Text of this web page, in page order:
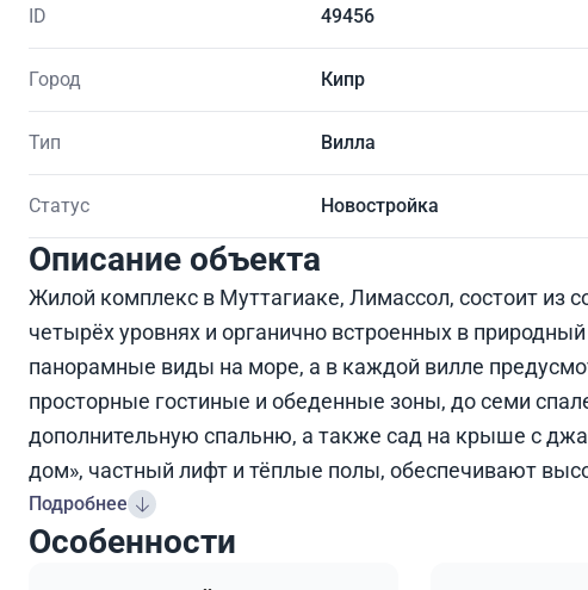
ID 49456
Город Кипр
Тип Вилла
Статус Новостройка
Описание объекта
Жилой комплекс в Муттагиаке, Лимассол, состоит из
четырёх уровнях и органично встроенных в
панорамные виды на море, а в каждой вилле
просторные гостиные и обеденные зоны, до семи
дополнительную спальню, а также сад на крыше с
дом», частный лифт и тёплые полы, обеспечивают
Подробнее
Особенности